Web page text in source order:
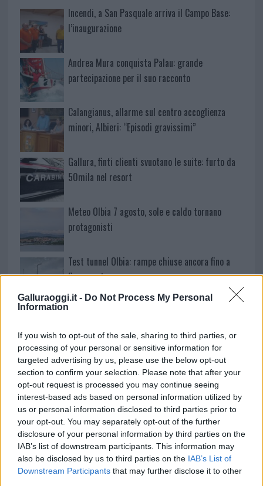
Galluraoggi.it - Do Not Process My Personal
Information
If you wish to opt-out of the sale, sharing to third parties, or
processing of your personal or sensitive information for
targeted advertising by us, please use the below opt-out
section to confirm your selection. Please note that after your
opt-out request is processed you may continue seeing
interest-based ads based on personal information utilized by
us or personal information disclosed to third parties prior to
your opt-out. You may separately opt-out of the further
disclosure of your personal information by third parties on the
IAB’s list of downstream participants. This information may
also be disclosed by us to third parties on the IAB’s List of
Downstream Participants that may further disclose it to other
Incendi, a San Pasquale arriva il Campo Base:
l’inaugurazione
Andrea Mura conquista Palau: grande
partecipazione per il suo racconto
Calangianus, allarme sul centro accoglienza
minori, Albieri: “Episodi gravissimi”
Gallura, finti clienti svuotano le suite: furto da
50mila nel resort
Meteo Olbia 7 agosto, sole e caldo tornano
protagonisti
Test tunnel Olbia: rampe chiuse ancora fino a
fine agosto
Aggius conquista la classifica delle mete più
NECROLOGIE